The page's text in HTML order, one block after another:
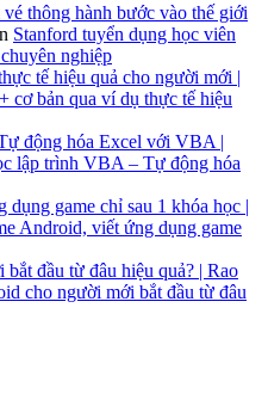
thông hành bước vào thế giới
Stanford tuyển dụng học viên
nghiệp
tế hiệu quả cho người mới |
cơ bản qua ví dụ thực tế hiệu
động hóa Excel với VBA |
lập trình VBA – Tự động hóa
game chỉ sau 1 khóa học |
Android, viết ứng dụng game
đầu từ đâu hiệu quả? | Rao
cho người mới bắt đầu từ đâu